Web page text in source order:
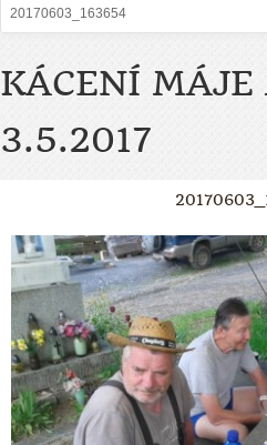
20170603_163654
KÁCENÍ
3.5.2017